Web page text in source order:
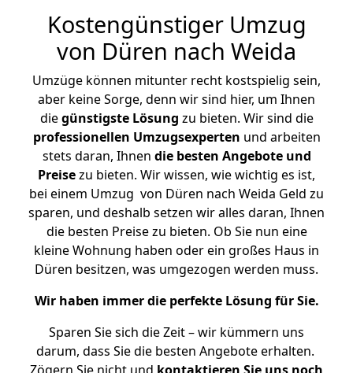
Kostengünstiger Umzug
von Düren nach Weida
Umzüge können mitunter recht kostspielig sein,
aber keine Sorge, denn wir sind hier, um Ihnen
diegünstigste Lösung zu bieten. Wir sind die
professionellen Umzugsexperten und arbeiten
stets daran, Ihnen die besten Angebote und
Preisezu bieten. Wir wissen, wie wichtig es ist,
bei einem Umzug von Düren nach Weida Geld zu
sparen, und deshalb setzen wir alles daran, Ihnen
die besten Preise zu bieten. Ob Sie nun eine
kleine Wohnung haben oder ein großes Haus in
Düren besitzen, was umgezogen werden muss.
Wir haben immer die perfekte Lösung für Sie.
Sparen Sie sich die Zeit – wir kümmern uns
darum, dass Sie die besten Angebote erhalten.